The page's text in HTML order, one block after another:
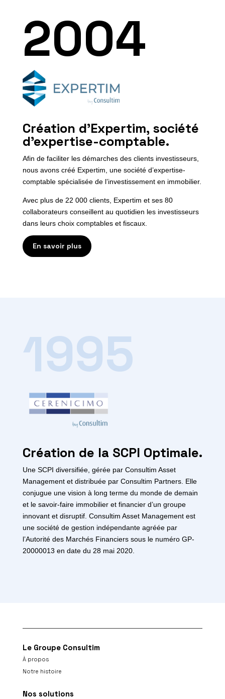
2004
Création d’Expertim, société
d’expertise-comptable.
Afin de faciliter les démarches des clients investisseurs,
nous avons créé Expertim, une société d’expertise-
comptable spécialisée de l’investissement en immobilier.
Avec plus de 22 000 clients, Expertim et ses 80
collaborateurs conseillent au quotidien les investisseurs
dans leurs choix comptables et fiscaux.
En savoir plus
1995
Création de la SCPI Optimale.
Une SCPI diversifiée, gérée par Consultim Asset
Management et distribuée par Consultim Partners. Elle
conjugue une vision à long terme du monde de demain
et le savoir-faire immobilier et financier d’un groupe
innovant et disruptif. Consultim Asset Management est
une société de gestion indépendante agréée par
l’Autorité des Marchés Financiers sous le numéro GP-
20000013 en date du 28 mai 2020.
Le Groupe Consultim
À propos
Notre histoire
Nos solutions